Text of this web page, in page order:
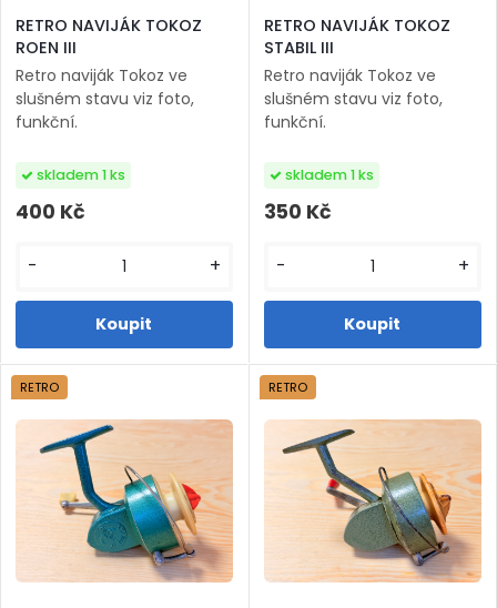
RETRO NAVIJÁK TOKOZ
ROEN III
Retro naviják Tokoz ve
slušném stavu viz foto,
funkční.
400 Kč
skladem 1 ks
- +
RETRO NAVIJÁK TOKOZ
STABIL III
Retro naviják Tokoz ve
slušném stavu viz foto,
funkční.
350 Kč
skladem 1 ks
- +
RETRO RETRO